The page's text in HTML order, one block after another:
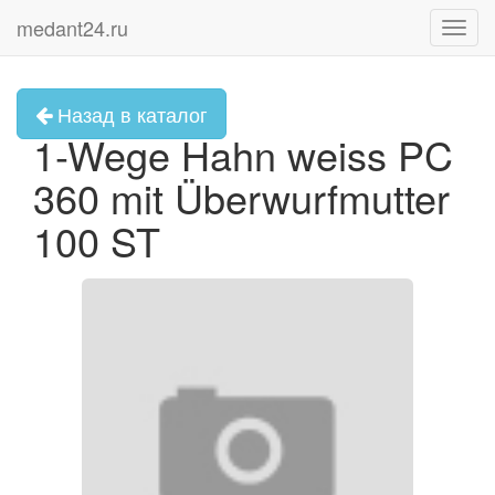
medant24.ru
Назад в каталог
1-Wege Hahn weiss PC
360 mit Überwurfmutter
100 ST